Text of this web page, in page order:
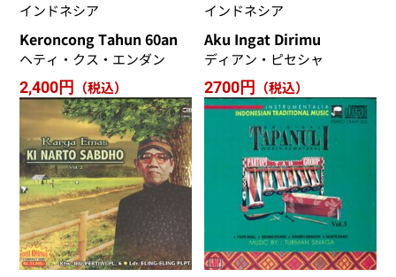
インドネシア
Keroncong Tahun 60an
ヘティ・クス・エンダン
2,400円
（税込）
インドネシア
Aku Ingat Dirimu
ディアン・ピセシャ
2700円
（税込）